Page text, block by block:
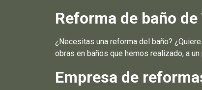
Reforma de baño
¿Necesitas una reforma del baño?
obras en baños que hemos realizado, a
Empresa de